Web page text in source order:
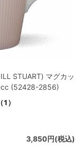
STUART) マグカッ
(52428-2856)
（1）
3,850円(税込)